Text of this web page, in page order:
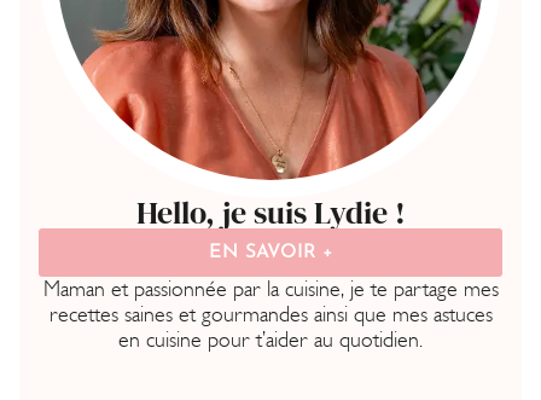
Hello, je suis Lydie !
EN SAVOIR +
Maman et passionnée par la cuisine, je te partage mes
recettes saines et gourmandes ainsi que mes astuces
en cuisine pour t’aider au quotidien.